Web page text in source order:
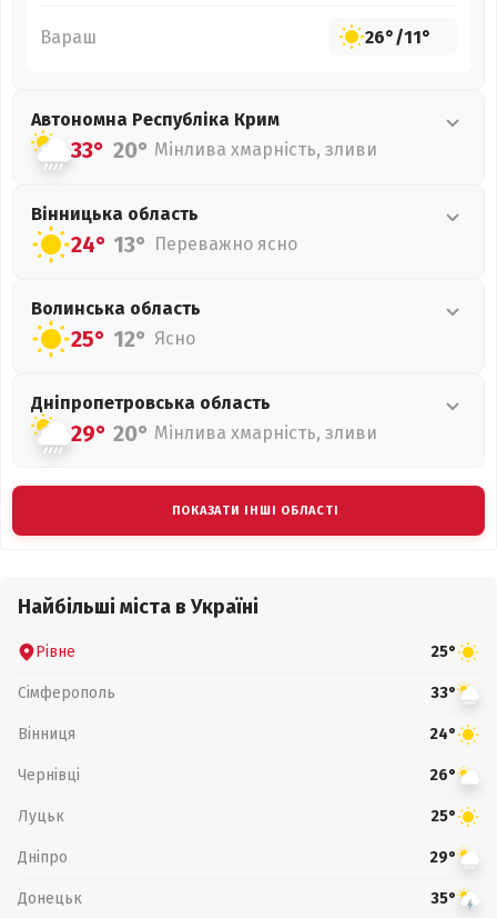
Вараш 26°/11°
Автономна Республіка Крим
33° 20° Мінлива хмарність, зливи
Вінницька область
24° 13° Переважно ясно
Волинська область
25° 12° Ясно
Дніпропетровська область
29° 20° Мінлива хмарність, зливи
ПОКАЗАТИ ІНШІ ОБЛАСТІ
Найбільші міста в Україні
Рівне 25°
Сімферополь 33°
Вінниця 24°
Чернівці 26°
Луцьк 25°
Дніпро 29°
Донецьк 35°